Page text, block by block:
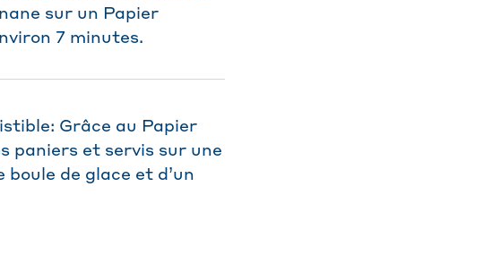
sur un Papier
7 minutes.
Grâce au Papier
paniers et servis sur une
de glace et d’un